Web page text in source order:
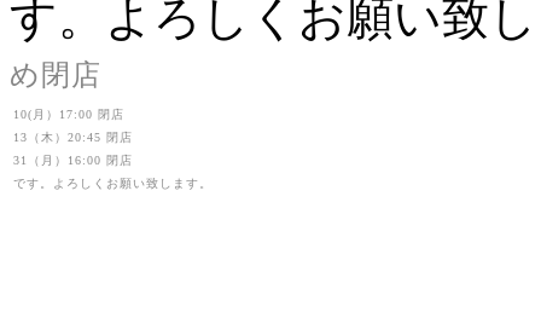
す。よろしくお願い致
め閉店
10(月）17:00 閉店
13（木）20:45 閉店
31（月）16:00 閉店
です。よろしくお願い致します。